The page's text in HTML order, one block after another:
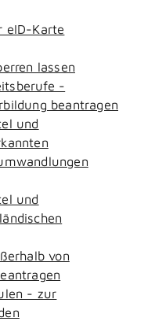
eID-Karte
lassen
-
beantragen
und
und
von
- zur